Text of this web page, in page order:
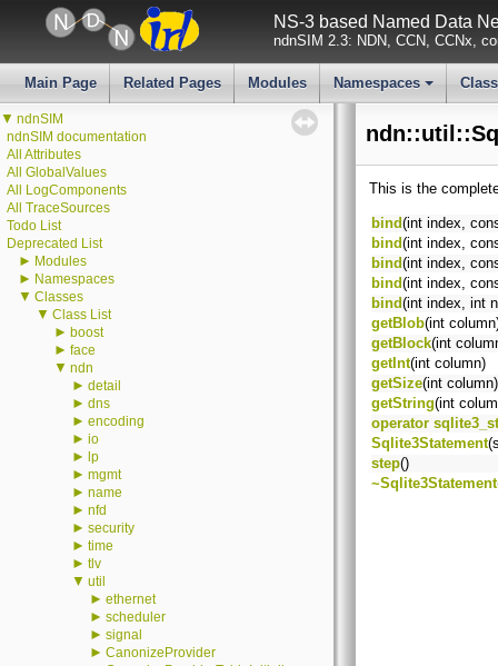
NS-3 based Named Data
ndnSIM 2.3: NDN, CCN, CCNx,
Main Page Related Pages Modules
+
Namespaces
▼ ndnSIM
ndnSIM documentation
All Attributes
All GlobalValues
All LogComponents
All TraceSources
Todo List
Deprecated List
► Modules
► Namespaces
▼ Classes
▼ Class List
► boost
► face
▼ ndn
► detail
► dns
► encoding
► io
► lp
► mgmt
► name
► nfd
► security
► time
► tlv
▼ util
► ethernet
► scheduler
► signal
► CanonizeProvider
This is the
bind(int index,
bind(int index,
bind(int index,
bind(int index,
bind(int index, int
getBlob(int
getBlock(int
getInt(int column)
getSize(int column)
getString(int
operator
Sqlite3Statement
step()
~Sqlite3Statement